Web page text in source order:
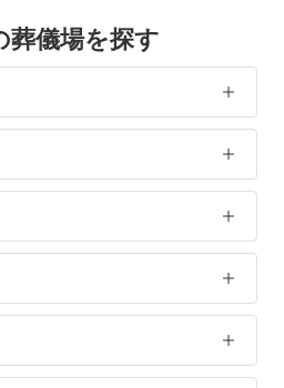
葬儀場を探す